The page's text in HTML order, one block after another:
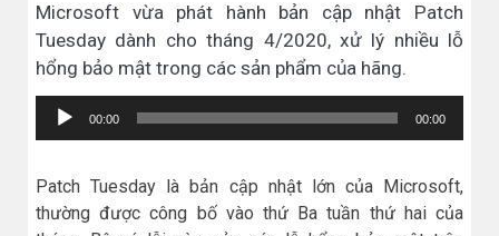
Microsoft vừa phát hành bản cập nhật Patch
Tuesday dành cho tháng 4/2020, xử lý nhiều lỗ
hổng bảo mật trong các sản phẩm của hãng.
Trình
chơi
00:00 00:00
Patch Tuesday là bản cập nhật lớn của Microsoft,
thường được công bố vào thứ Ba tuần thứ hai của